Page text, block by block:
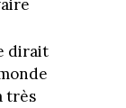
dirait
très